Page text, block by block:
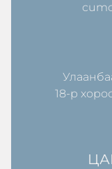
18-р